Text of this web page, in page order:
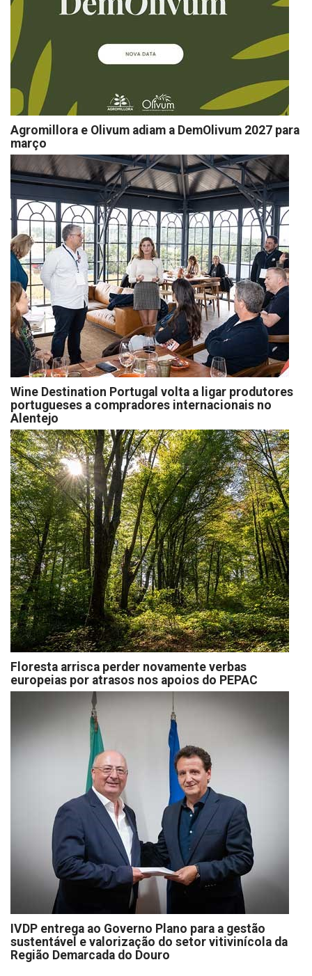
Agromillora e Olivum adiam a DemOlivum 2027 para
março
Wine Destination Portugal volta a ligar produtores
portugueses a compradores internacionais no
Alentejo
Floresta arrisca perder novamente verbas
europeias por atrasos nos apoios do PEPAC
IVDP entrega ao Governo Plano para a gestão
sustentável e valorização do setor vitivinícola da
Região Demarcada do Douro